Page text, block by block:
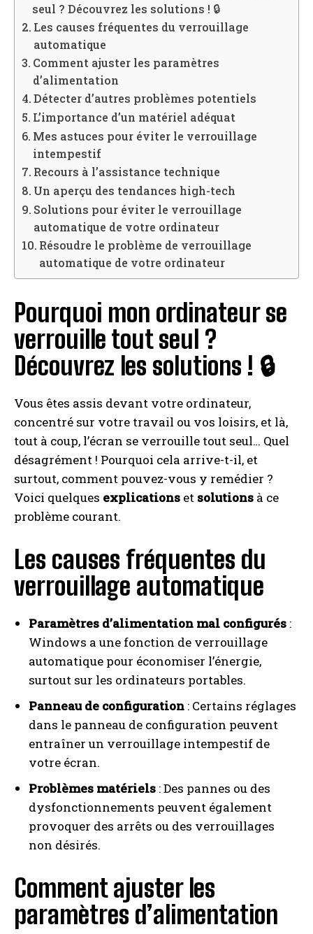
seul ? Découvrez les solutions ! 🔒
Les causes fréquentes du verrouillage
automatique
Comment ajuster les paramètres
d’alimentation
Détecter d’autres problèmes potentiels
L’importance d’un matériel adéquat
Mes astuces pour éviter le verrouillage
intempestif
Recours à l’assistance technique
Un aperçu des tendances high-tech
Solutions pour éviter le verrouillage
automatique de votre ordinateur
Résoudre le problème de verrouillage
automatique de votre ordinateur
Pourquoi mon ordinateur se
verrouille tout seul ?
Découvrez les solutions ! 🔒
Vous êtes assis devant votre ordinateur,
concentré sur votre travail ou vos loisirs, et là,
tout à coup, l’écran se verrouille tout seul… Quel
désagrément ! Pourquoi cela arrive-t-il, et
surtout, comment pouvez-vous y remédier ?
Voici quelques explications et solutions à ce
problème courant.
Les causes fréquentes du
verrouillage automatique
Paramètres d’alimentation mal configurés :
Windows a une fonction de verrouillage
automatique pour économiser l’énergie,
surtout sur les ordinateurs portables.
Panneau de configuration : Certains réglages
dans le panneau de configuration peuvent
entraîner un verrouillage intempestif de
votre écran.
Problèmes matériels : Des pannes ou des
dysfonctionnements peuvent également
provoquer des arrêts ou des verrouillages
non désirés.
Comment ajuster les
paramètres d’alimentation